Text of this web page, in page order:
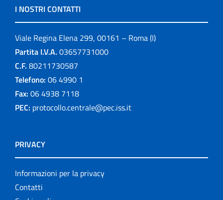
I NOSTRI CONTATTI
Viale Regina Elena 299, 00161 – Roma (I)
Partita I.V.A. 03657731000
C.F. 80211730587
Telefono: 06 4990 1
Fax: 06 4938 7118
PEC: protocollo.centrale@pec.iss.it
PRIVACY
Informazioni per la privacy
Contatti